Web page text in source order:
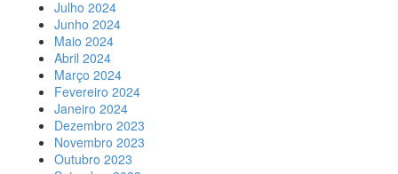
Julho 2024
Junho 2024
Maio 2024
Abril 2024
Março 2024
Fevereiro 2024
Janeiro 2024
Dezembro 2023
Novembro 2023
Outubro 2023